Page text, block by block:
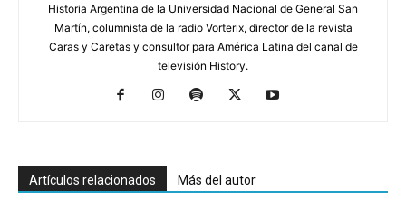
Historia Argentina de la Universidad Nacional de General San
Martín, columnista de la radio Vorterix, director de la revista
Caras y Caretas y consultor para América Latina del canal de
televisión History.
Artículos relacionados Más del autor